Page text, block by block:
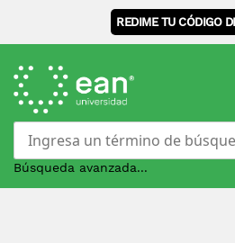
REDIME TU CÓDIGO
Búsqueda avanzada...